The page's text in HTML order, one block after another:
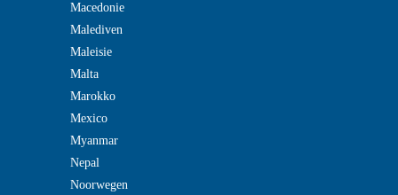
Macedonie
Malediven
Maleisie
Malta
Marokko
Mexico
Myanmar
Nepal
Noorwegen